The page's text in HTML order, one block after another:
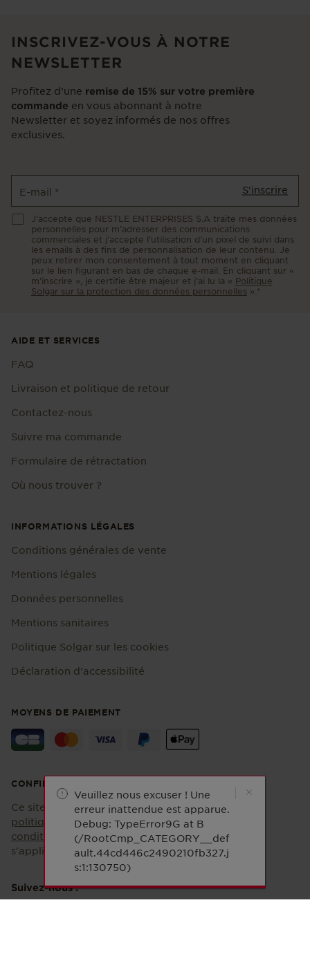
INSCRIVEZ-VOUS À NOTRE
NEWSLETTER
Profitez d’une remise de 15% sur votre première
commande en vous abonnant à notre
Newsletter et soyez informés de nos offres
exclusives.
E-mail * S'inscrire
J’accepte que NESTLE ENTERPRISES S.A traite mes données
personnelles pour m’adresser des communications
commerciales et j’accepte l’utilisation d’un pixel de suivi dans
les emails à des fins de personnalisation de leur contenu. Je
peux retirer mon consentement à tout moment en cliquant
sur le lien figurant en bas de chaque e-mail. En cliquant sur «
m’inscrire », je certifie être majeur et j’ai lu la « Politique
Solgar sur la protection des données personnelles ».*
AIDE ET SERVICES
FAQ
Livraison et politique de retour
Contactez-nous
Suivre ma commande
Formulaire de rétractation
Où nous trouver ?
INFORMATIONS LÉGALES
Conditions générales de vente
Mentions légales
Données personnelles
Mentions sanitaires
Politique Solgar sur les cookies
Déclaration d'accessibilité
MOYENS DE PAIEMENT
CONFIDENTIALITÉ
Ce site est protégé par reCAPTCHA et la
politique de confidentialitéet les
conditions d'utilisationde Google
s'appliquent.
Suivez-nous !
Veuillez nous excuser ! Une
erreur inattendue est apparue.
Debug: TypeError9G at B
(/RootCmp_CATEGORY__def
ault.44cd446c2490210fb327.j
s:1:130750)